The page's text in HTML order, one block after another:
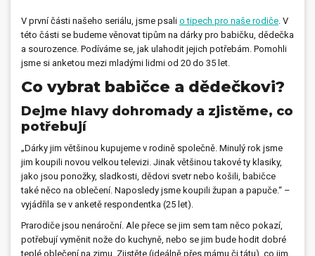
V první části našeho seriálu, jsme psali o tipech pro naše rodiče. V
této části se budeme věnovat tipům na dárky pro babičku, dědečka
a sourozence. Podíváme se, jak ulahodit jejich potřebám. Pomohli
jsme si anketou mezi mladými lidmi od 20 do 35 let.
Co vybrat babičce a dědečkovi?
Dejme hlavy dohromady a zjistěme, co
potřebují
„Dárky jim většinou kupujeme v rodině společně. Minulý rok jsme
jim koupili novou velkou televizi. Jinak většinou takové ty klasiky,
jako jsou ponožky, sladkosti, dědovi svetr nebo košili, babičce
také něco na oblečení. Naposledy jsme koupili župan a papuče.“ –
vyjádřila se v anketě respondentka (25 let).
Prarodiče jsou nenároční. Ale přece se jim sem tam něco pokazí,
potřebují vyměnit nože do kuchyně, nebo se jim bude hodit dobré
teplé oblečení na zimu. Zjistěte (ideálně přes mámu či tátu), co jim